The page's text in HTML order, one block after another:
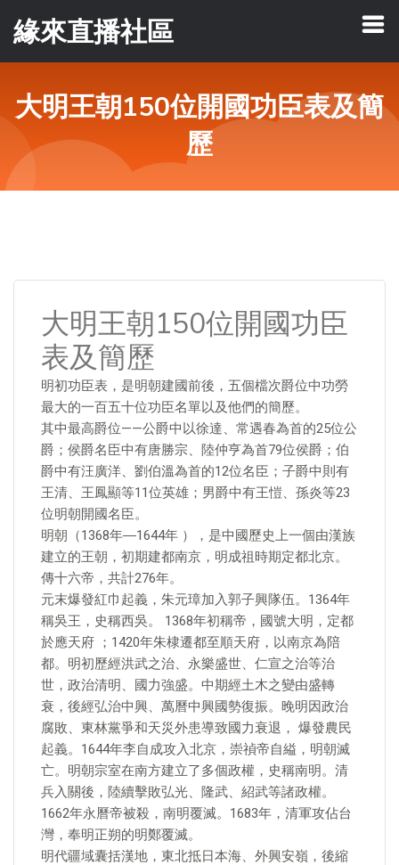
緣來直播社區
大明王朝150位開國功臣表及簡
歷
大明王朝150位開國功臣
表及簡歷
明初功臣表，是明朝建國前後，五個檔次爵位中功勞
最大的一百五十位功臣名單以及他們的簡歷。
其中最高爵位——公爵中以徐達、常遇春為首的25位公
爵；侯爵名臣中有唐勝宗、陸仲亨為首79位侯爵；伯
爵中有汪廣洋、劉伯溫為首的12位名臣；子爵中則有
王清、王鳳顯等11位英雄；男爵中有王愷、孫炎等23
位明朝開國名臣。
明朝（1368年―1644年 ），是中國歷史上一個由漢族
建立的王朝，初期建都南京，明成祖時期定都北京。
傳十六帝，共計276年。
元末爆發紅巾起義，朱元璋加入郭子興隊伍。1364年
稱吳王，史稱西吳。 1368年初稱帝，國號大明，定都
於應天府 ；1420年朱棣遷都至順天府，以南京為陪
都。明初歷經洪武之治、永樂盛世、仁宣之治等治
世，政治清明、國力強盛。中期經土木之變由盛轉
衰，後經弘治中興、萬曆中興國勢復振。晚明因政治
腐敗、東林黨爭和天災外患導致國力衰退， 爆發農民
起義。1644年李自成攻入北京，崇禎帝自縊，明朝滅
亡。明朝宗室在南方建立了多個政權，史稱南明。清
兵入關後，陸續擊敗弘光、隆武、紹武等諸政權。
1662年永曆帝被殺，南明覆滅。1683年，清軍攻佔台
灣，奉明正朔的明鄭覆滅。
明代疆域囊括漢地，東北抵日本海、外興安嶺，後縮